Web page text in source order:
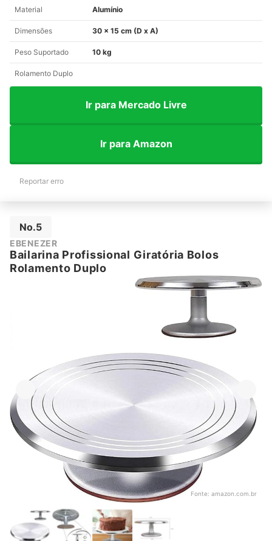
Material Alumínio
Dimensões 30 x 15 cm (D x A)
Peso Suportado 10 kg
Rolamento Duplo
Ir para Mercado Livre
Ir para Amazon
Reportar erro
No.5
EBENEZER
Bailarina Profissional Giratória Bolos
Rolamento Duplo
Fonte: amazon.com.br